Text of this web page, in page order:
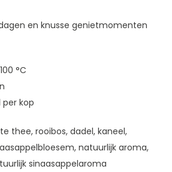
en knusse genietmomenten
°C
per kop
thee, rooibos, dadel, kaneel,
natuurlijk aroma,
sinaasappelaroma